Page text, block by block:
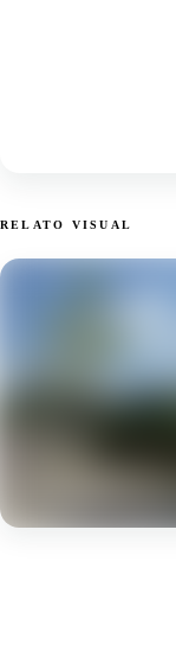
RELATO VISUAL